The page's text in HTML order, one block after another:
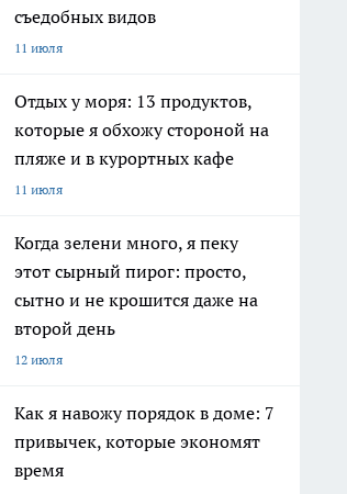
съедобных видов
11 июля
Отдых у моря: 13 продуктов,
которые я обхожу стороной на
пляже и в курортных кафе
11 июля
Когда зелени много, я пеку
этот сырный пирог: просто,
сытно и не крошится даже на
второй день
12 июля
Как я навожу порядок в доме: 7
привычек, которые экономят
время